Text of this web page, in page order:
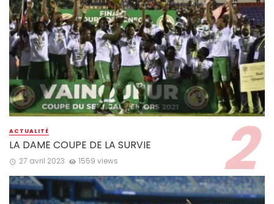
ACTUALITÉ
LA DAME COUPE DE LA SURVIE
27 avril 2023 1559 views